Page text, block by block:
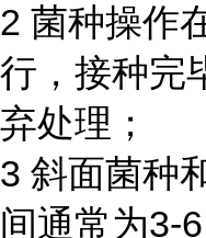
2 菌种操作
行，接种完
弃处理；
3 斜面菌种
间通常为3-